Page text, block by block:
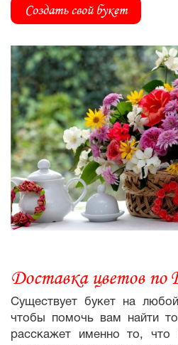
Создать свой букет
Доставка цветов по
Существует букет на
чтобы помочь вам найти
расскажет именно то,